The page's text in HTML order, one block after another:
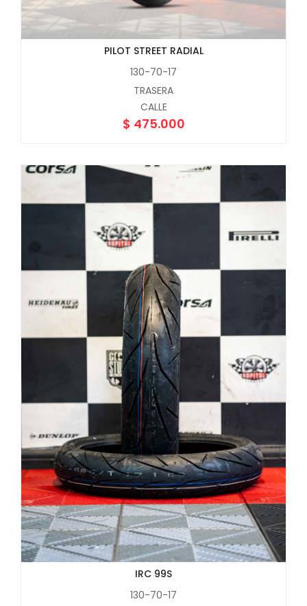
PILOT STREET RADIAL
130-70-17
TRASERA
CALLE
$ 475.000
IRC 99S
130-70-17